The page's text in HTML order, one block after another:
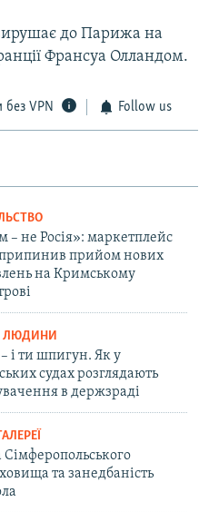
до Парижа на
Франсуа Олландом.
без VPN Follow us
– не Росія»: маркетплейс
прийом нових
на Кримському
ЛЮДИНИ
і ти шпигун. Як у
судах розглядають
в держзраді
Сімферопольського
та занедбаність